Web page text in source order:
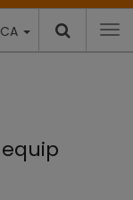
CA